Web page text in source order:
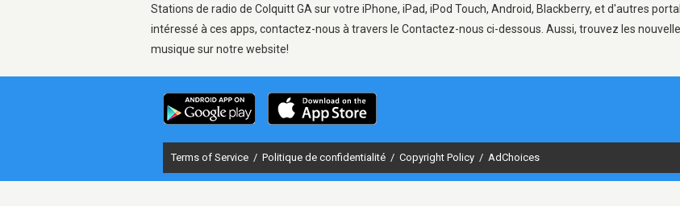
Stations de radio de Colquitt GA sur votre iPhone, iPad, iPod Touch, Android, Blackberry, et d'autres
intéressé à ces apps, contactez-nous à travers le Contactez-nous ci-dessous. Aussi, trouvez les
musique sur notre website!
Terms of Service / Politique de confidentialité / Copyright Policy / AdChoices